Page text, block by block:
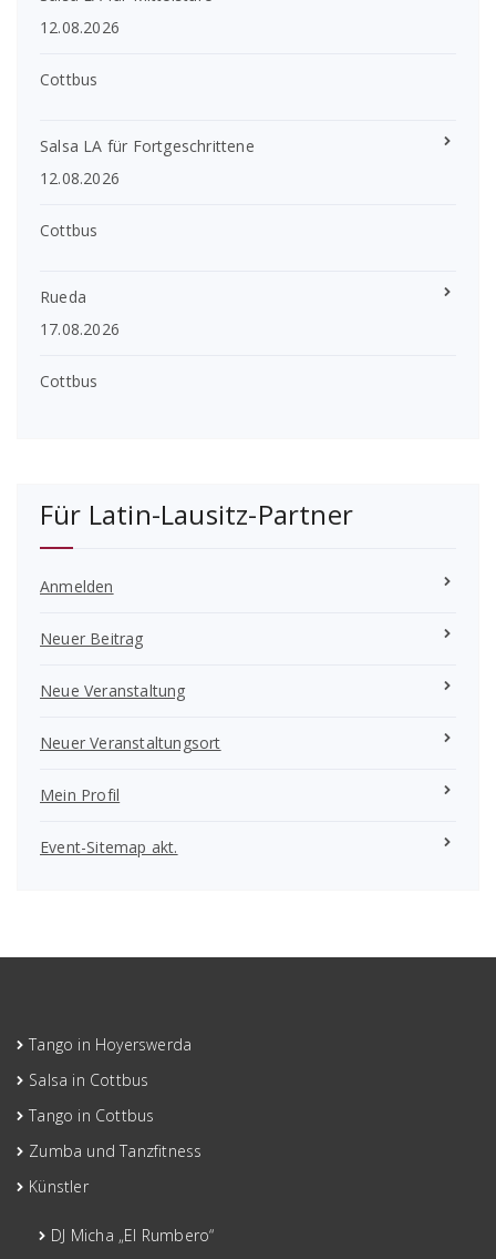
12.08.2026
Cottbus
Salsa LA für Fortgeschrittene
12.08.2026
Cottbus
Rueda
17.08.2026
Cottbus
Für Latin-Lausitz-Partner
Anmelden
Neuer Beitrag
Neue Veranstaltung
Neuer Veranstaltungsort
Mein Profil
Event-Sitemap akt.
Tango in Hoyerswerda
Salsa in Cottbus
Tango in Cottbus
Zumba und Tanzfitness
Künstler
DJ Micha „El Rumbero“